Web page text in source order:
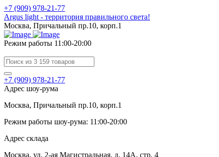
+7 (909) 978-21-77
Argus light - территория правильного света!
Москва, Причальный пр.10, корп.1
Режим работы 11:00-20:00
+7 (909) 978-21-77
Адрес шоу-рума
Москва, Причальный пр.10, корп.1
Режим работы шоу-рума: 11:00-20:00
Адрес склада
Москва, ул. 2-ая Магистральная, д. 14А, стр. 4